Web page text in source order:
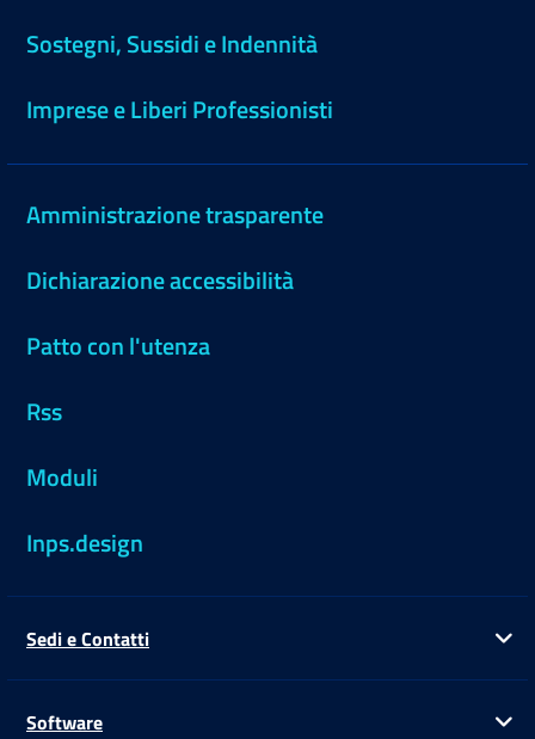
Sostegni, Sussidi e Indennità
Imprese e Liberi Professionisti
Amministrazione trasparente
Dichiarazione accessibilità
Patto con l'utenza
Rss
Moduli
Inps.design
Sedi e Contatti
Software